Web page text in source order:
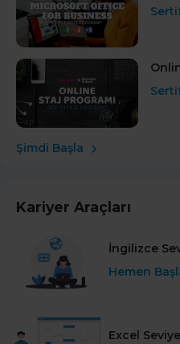
Şimdi Başla
Kariyer Araçları
İngilizce
Hemen
Excel